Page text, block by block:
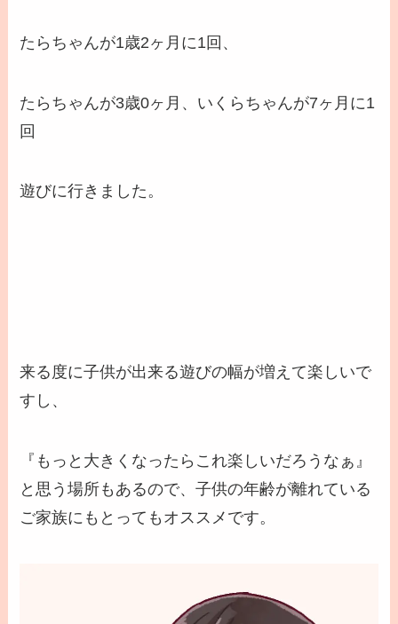
たらちゃんが1歳2ヶ月に1回、
たらちゃんが3歳0ヶ月、いくらちゃんが7ヶ月に1
回
遊びに行きました。
来る度に子供が出来る遊びの幅が増えて楽しいで
すし、
『もっと大きくなったらこれ楽しいだろうなぁ』
と思う場所もあるので、子供の年齢が離れている
ご家族にもとってもオススメです。